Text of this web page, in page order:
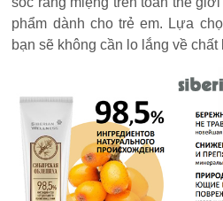
phẩm dành cho trẻ em. Lựa
bạn sẽ không cần lo lắng về